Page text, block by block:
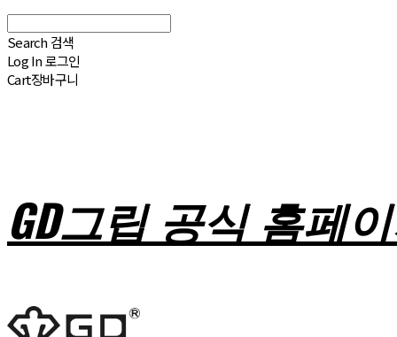
Search 검색
Log In로그인
Cart장바구니
GD그립 공식 홈페